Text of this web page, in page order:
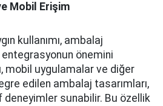
Mobil Erişim
kullanımı, ambalaj
önemini
mobil uygulamalar ve diğer
edilen ambalaj tasarımları,
sunabilir. Bu özellik